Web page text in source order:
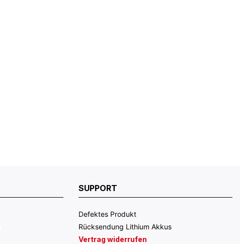
SUPPORT
Defektes Produkt
Rücksendung Lithium Akkus
Vertrag widerrufen